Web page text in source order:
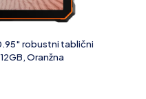
robustni tablični
Oranžna